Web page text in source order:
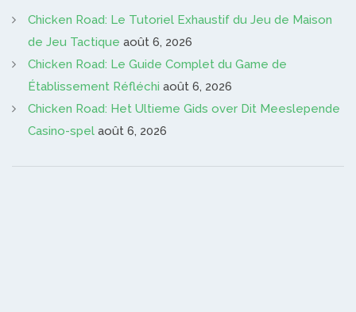
Chicken Road: Le Tutoriel Exhaustif du Jeu de Maison
de Jeu Tactique août 6, 2026
Chicken Road: Le Guide Complet du Game de
Établissement Réfléchi août 6, 2026
Chicken Road: Het Ultieme Gids over Dit Meeslepende
Casino-spel août 6, 2026